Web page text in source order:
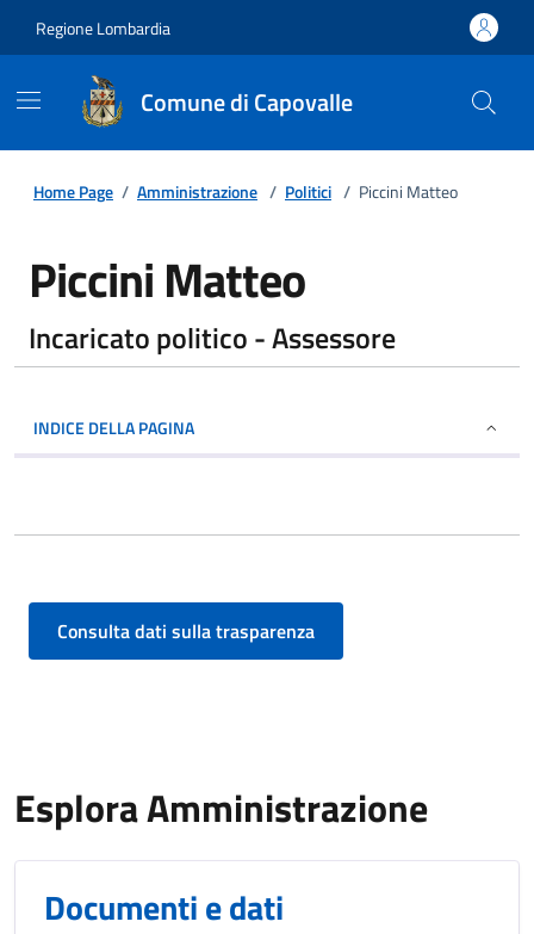
Regione Lombardia
Comune di Capovalle
Home Page / Amministrazione / Politici / Piccini Matteo
Piccini Matteo
Incaricato politico - Assessore
INDICE DELLA PAGINA
Consulta dati sulla trasparenza
Esplora Amministrazione
Documenti e dati